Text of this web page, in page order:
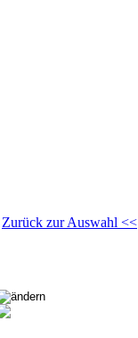
Zurück zur Auswahl <<